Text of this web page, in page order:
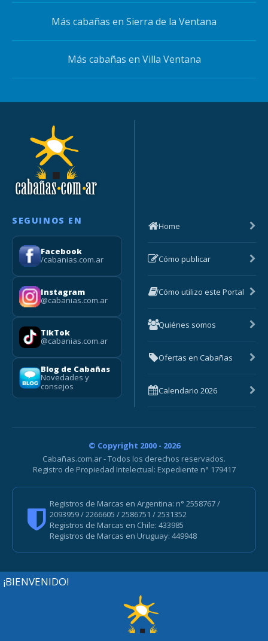
Más cabañas en Sierra de la Ventana
Más cabañas en Villa Ventana
SEGUINOS EN
Facebook
/cabanias.com.ar
Instagram
@cabanias.com.ar
TikTok
@cabanias.com.ar
Blog de Cabañas
Novedades y
consejos
Home
Cómo publicar
Cómo utilizo este Portal
Quiénes somos
Ofertas en Cabañas
Calendario 2026
© Copyright 2000 - 2026
Cabañas.com.ar - Todos los derechos reservados.
Registro de Propiedad Intelectual: Expediente n° 179417
Registros de Marcas en Argentina: n° 2558767 /
2093959 / 2266605 / 2586751 / 2531352
Registros de Marcas en Chile: 433985
Registros de Marcas en Uruguay: 449948
¡BIENVENIDO!